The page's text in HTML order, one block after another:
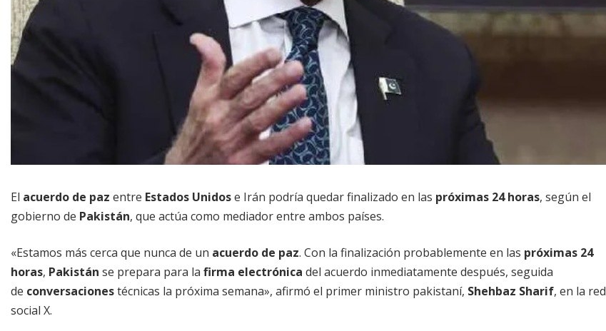
El acuerdo de paz entre Estados Unidose Irán podría quedar finalizado en las próximas 24 horas, según el
gobierno de Pakistán, que actúa como mediador entre ambos países.
«Estamos más cerca que nunca de un acuerdo de paz. Con la finalización probablemente en las próximas 24
horas, Pakistán se prepara para la firma electrónica del acuerdo inmediatamente después, seguida
de conversacionestécnicas la próxima semana», afirmó el primer ministro pakistaní, Shehbaz Sharif, en la red
social X.